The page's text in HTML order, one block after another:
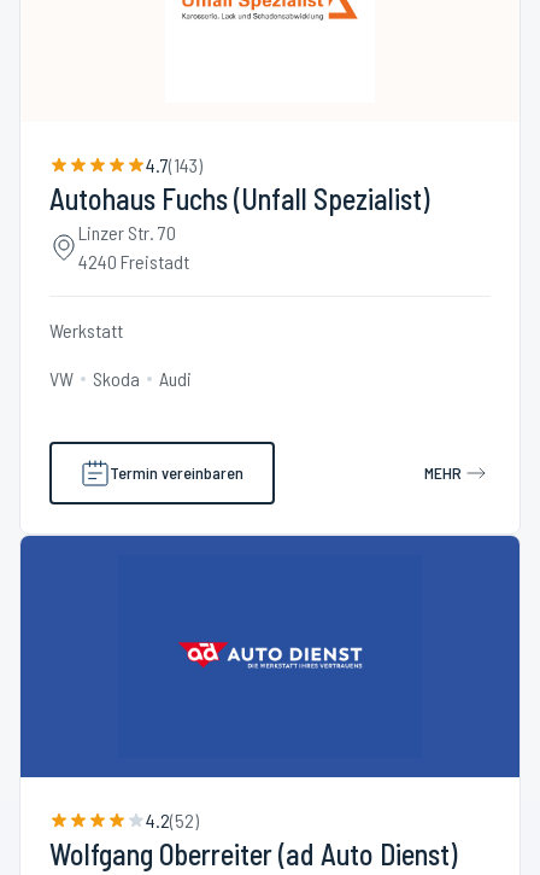
4.7(143)
Autohaus Fuchs (Unfall Spezialist)
Linzer Str. 70
4240 Freistadt
Werkstatt
VW Skoda Audi
Termin vereinbaren MEHR
4.2(52)
Wolfgang Oberreiter (ad Auto Dienst)